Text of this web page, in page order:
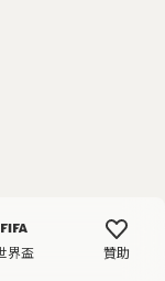
界盃 贊助